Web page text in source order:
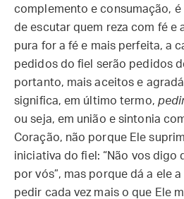
complemento e consumação, é
de escutar quem reza com fé e
pura for a fé e mais perfeita, a
pedidos do fiel serão pedidos
portanto, mais aceitos e
significa, em último termo,
ou seja, em união e sintonia
Coração, não porque Ele
iniciativa do fiel: “Não vos digo
por vós”, mas porque dá a ele
pedir cada vez mais o que Ele